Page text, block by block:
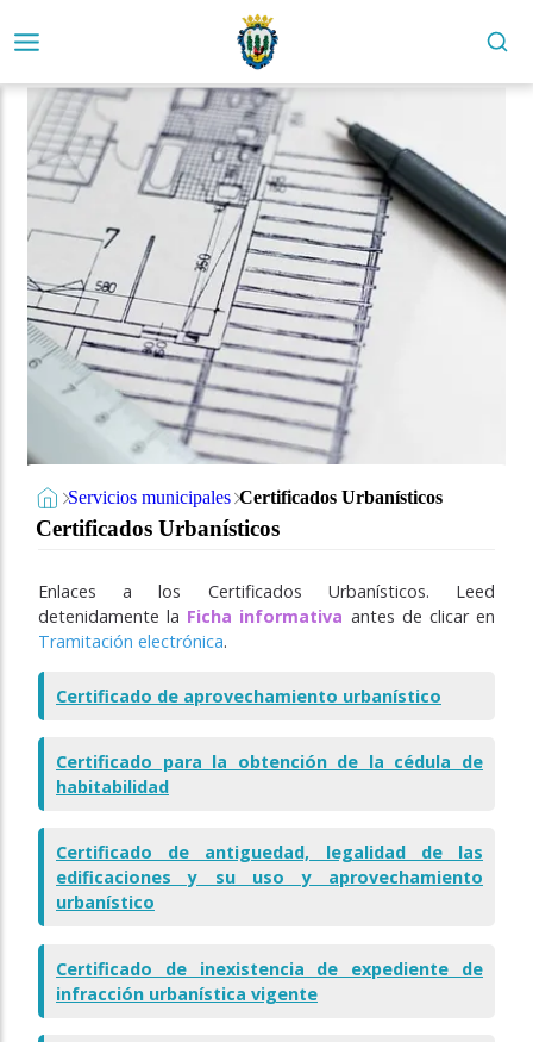
Servicios municipales Certificados Urbanísticos
Certificados Urbanísticos
Enlaces a los Certificados Urbanísticos. Leed
detenidamente la Ficha informativa antes de clicar en
Tramitación electrónica.
Certificado de aprovechamiento urbanístico
Certificado para la obtención de la cédula de
habitabilidad
Certificado de antiguedad, legalidad de las
edificaciones y su uso y aprovechamiento
urbanístico
Certificado de inexistencia de expediente de
infracción urbanística vigente